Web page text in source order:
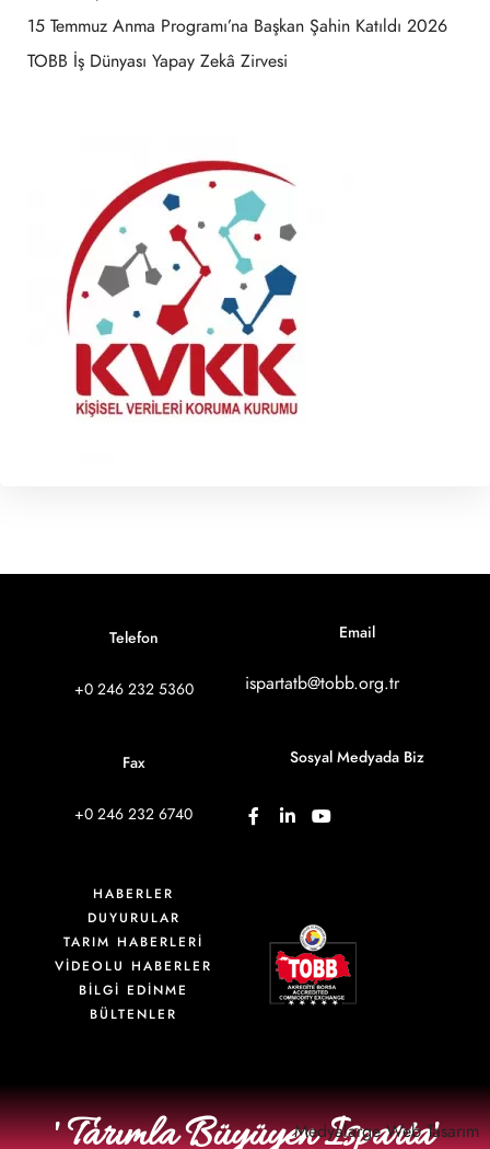
15 Temmuz Anma Programı’na Başkan Şahin Katıldı 2026
TOBB İş Dünyası Yapay Zekâ Zirvesi
Telefon
+0 246 232 5360
Fax
+0 246 232 6740
Email
ispartatb@tobb.org.tr
Sosyal Medyada Biz
HABERLER
DUYURULAR
TARIM HABERLERİ
VIDEOLU HABERLER
BİLGİ EDİNME
BÜLTENLER
' Tarımla Büyüyen Isparta'
MedyalargeWeb Tasarım